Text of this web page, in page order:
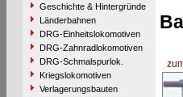
Geschichte & Hintergründe
Länderbahnen
DRG-Einheitslokomotiven
DRG-Zahnradlokomotiven
DRG-Schmalspurlok.
Kriegslokomotiven
Verlagerungsbauten